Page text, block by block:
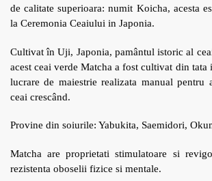
de calitate superioara: numit Koicha, acesta
la Ceremonia Ceaiului in Japonia.
Cultivat în Uji, Japonia, pamântul istoric al
acest ceai verde Matcha a fost cultivat din
lucrare de maiestrie realizata manual pentru
ceai crescând.
Provine din soiurile: Yabukita, Saemidori,
Matcha are proprietati stimulatoare si
rezistenta oboselii fizice si mentale.